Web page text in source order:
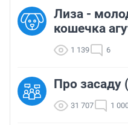
Лиза -
кошечка
1 139 6
Про засаду
31 707 1